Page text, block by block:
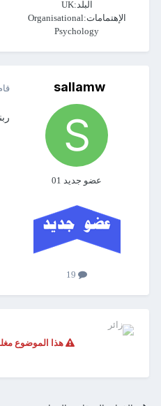
البلد:UK
الإهتمامات:Organisational
Psychology
sallamw
عضو جديد 01
هذا الموضوع